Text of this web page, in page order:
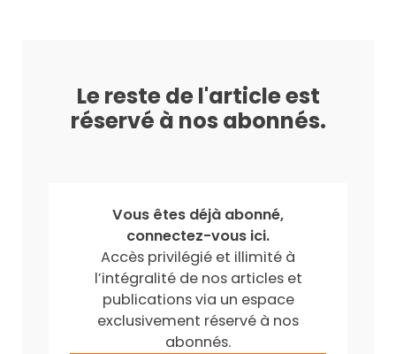
Le reste de l'article est
réservé à nos abonnés.
Vous êtes déjà abonné,
connectez-vous ici.
Accès privilégié et illimité à
l’intégralité de nos articles et
publications via un espace
exclusivement réservé à nos
abonnés.